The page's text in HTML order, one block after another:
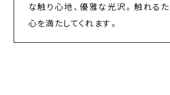
な触り心地、優雅な光沢。触れるた
心を満たしてくれます。